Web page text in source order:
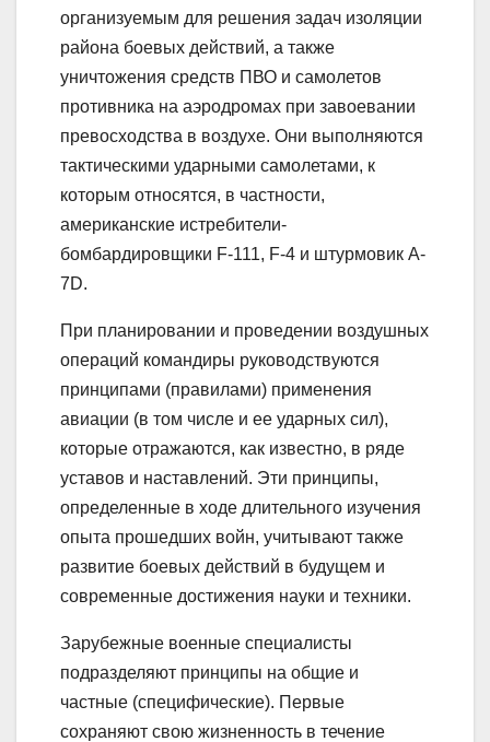
организуемым для решения задач изоляции
района боевых действий, а также
уничтожения средств ПВО и самолетов
противника на аэродромах при завоевании
превосходства в воздухе. Они выполняются
тактическими ударными самолетами, к
которым относятся, в частности,
американские истребители-
бомбардировщики F-111, F-4 и штурмовик A-
7D.
При планировании и проведении воздушных
операций командиры руководствуются
принципами (правилами) применения
авиации (в том числе и ее ударных сил),
которые отражаются, как известно, в ряде
уставов и наставлений. Эти принципы,
определенные в ходе длительного изучения
опыта прошедших войн, учитывают также
развитие боевых действий в будущем и
современные достижения науки и техники.
Зарубежные военные специалисты
подразделяют принципы на общие и
частные (специфические). Первые
сохраняют свою жизненность в течение